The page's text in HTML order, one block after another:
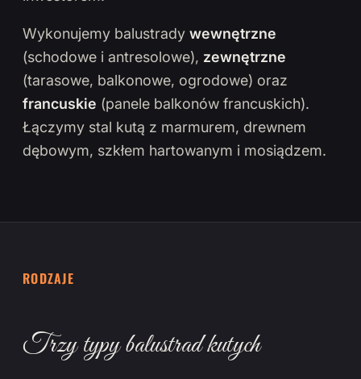
Wykonujemy balustrady wewnętrzne
(schodowe i antresolowe), zewnętrzne
(tarasowe, balkonowe, ogrodowe) oraz
francuskie (panele balkonów francuskich).
Łączymy stal kutą z marmurem, drewnem
dębowym, szkłem hartowanym i mosiądzem.
RODZAJE
Trzy typy balustrad kutych